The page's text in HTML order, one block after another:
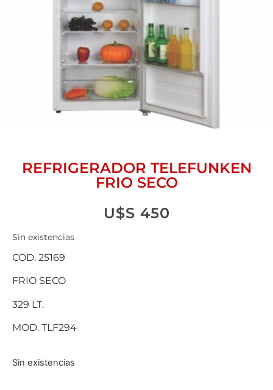
REFRIGERADOR TELEFUNKEN
FRIO SECO
U$S 450
Sin existencias
COD. 25169
FRIO SECO
329 LT.
MOD. TLF294
Sin existencias